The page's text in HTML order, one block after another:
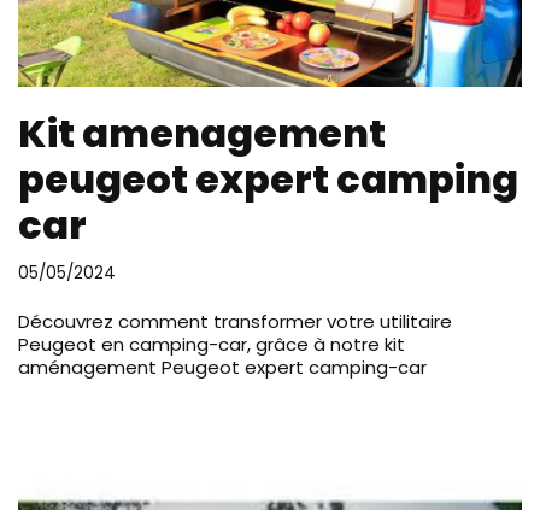
Kit amenagement
peugeot expert camping
car
05/05/2024
Découvrez comment transformer votre utilitaire
Peugeot en camping-car, grâce à notre kit
aménagement Peugeot expert camping-car